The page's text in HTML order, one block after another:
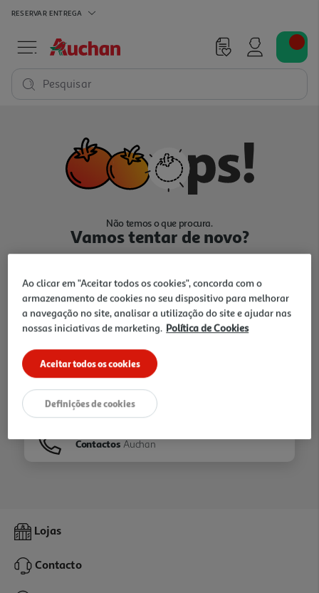
RESERVAR ENTREGA
Pesquisar
Não temos o que procura.
Vamos tentar de novo?
Ir para Homepage
Folhetos
Contactos Auchan
Lojas
Contacto
Ao clicar em "Aceitar todos os cookies", concorda com o
armazenamento de cookies no seu dispositivo para melhorar
a navegação no site, analisar a utilização do site e ajudar nas
nossas iniciativas de marketing. Política de Cookies
Aceitar todos os cookies
Definições de cookies